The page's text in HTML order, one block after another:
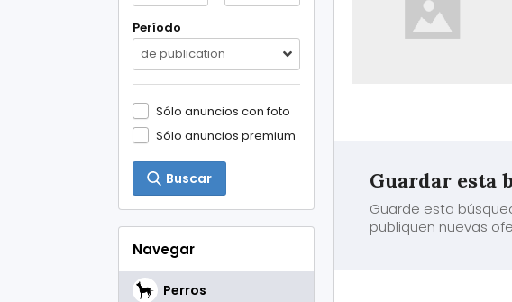
Período
de publication
Sólo anuncios con foto
Sólo anuncios premium
Buscar
Navegar
Perros
Guardar esta
Guarde esta
publiquen nuevas